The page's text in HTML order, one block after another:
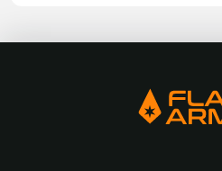
работу с информацией
Такие решения
материалов, обучения,